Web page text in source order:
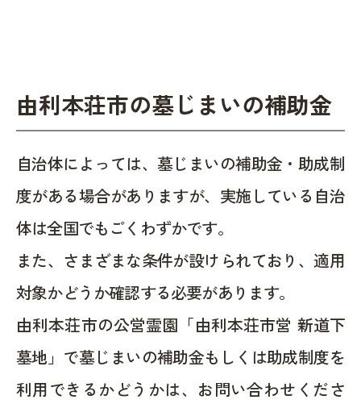
由利本荘市の墓じまいの補助金
自治体によっては、墓じまいの補助金・助成制
度がある場合がありますが、実施している自治
体は全国でもごくわずかです。
また、さまざまな条件が設けられており、適用
対象かどうか確認する必要があります。
由利本荘市の公営霊園「由利本荘市営 新道下
墓地」で墓じまいの補助金もしくは助成制度を
利用できるかどうかは、お問い合わせくださ